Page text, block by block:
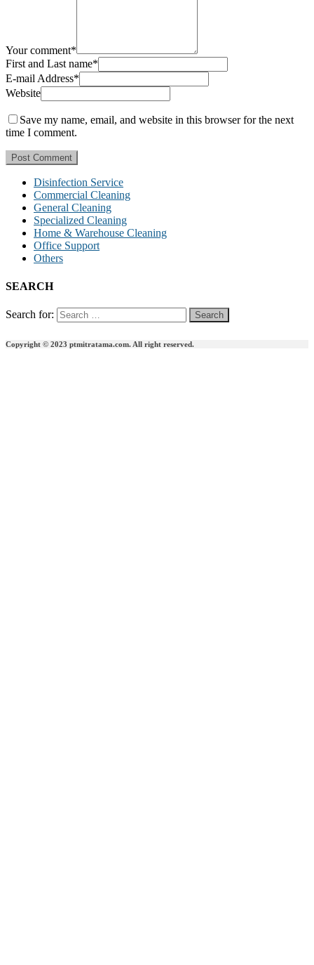
Your comment*
First and Last name*
E-mail Address*
Website
Save my name, email, and website in this browser for the next
time I comment.
Disinfection Service
Commercial Cleaning
General Cleaning
Specialized Cleaning
Home & Warehouse Cleaning
Office Support
Others
SEARCH
Search for:
Copyright © 2023 ptmitratama.com. All right reserved.